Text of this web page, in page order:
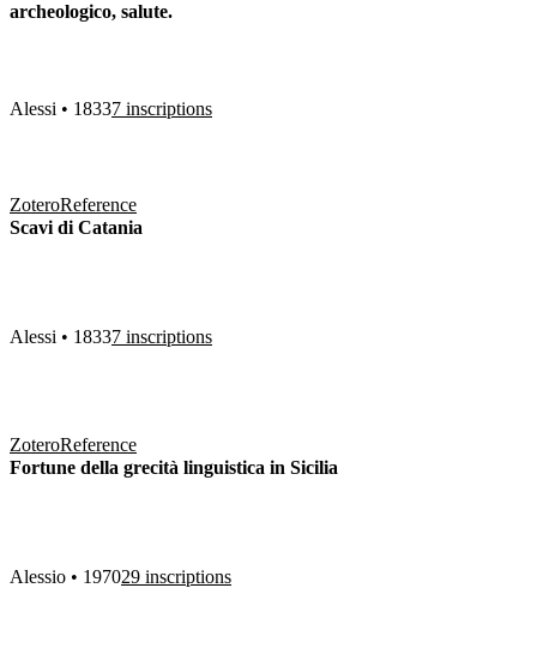
archeologico, salute.
Alessi • 1833 7 inscriptions
ZoteroReference
Scavi di Catania
Alessi • 1833 7 inscriptions
ZoteroReference
Fortune della grecità linguistica in Sicilia
Alessio • 1970 29 inscriptions